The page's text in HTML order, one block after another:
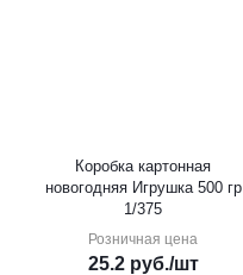
Коробка картонная
новогодняя Игрушка 500 гр
1/375
Розничная цена
25.2руб./шт